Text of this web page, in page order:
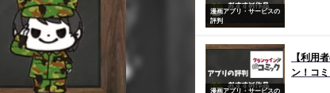
漫画アプリ・サービスの
評判
漫画アプリ・サービスの
【利用
ン！コ